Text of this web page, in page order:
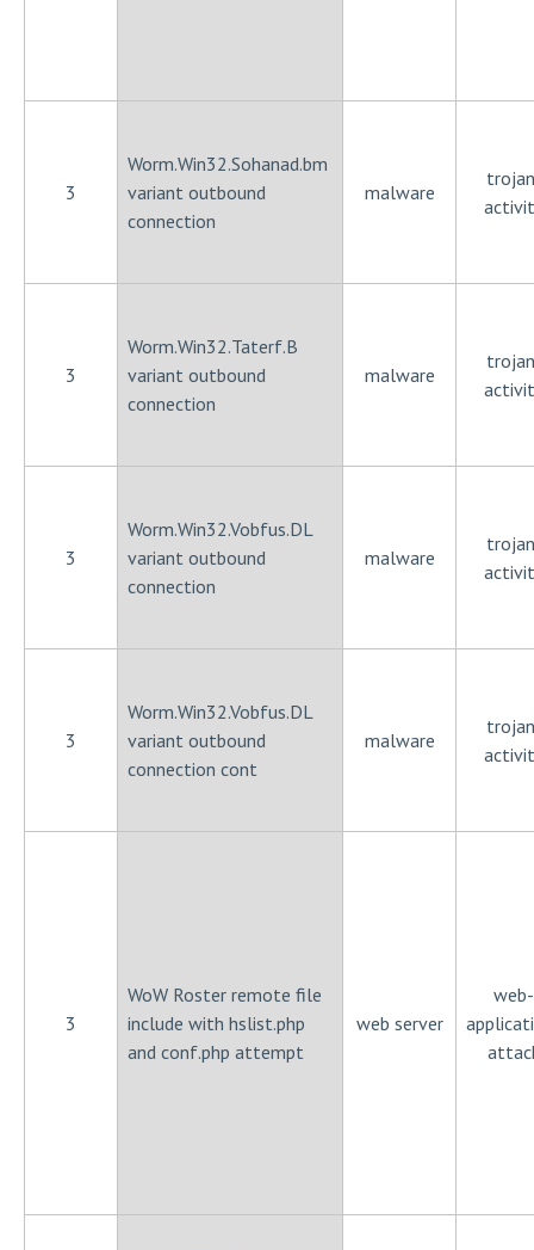
3
Worm.Win32.Sohanad.bm
variant outbound
connection
malware
3
Worm.Win32.Taterf.B
variant outbound
connection
malware
3
Worm.Win32.Vobfus.DL
variant outbound
connection
malware
3
Worm.Win32.Vobfus.DL
variant outbound
connection cont
malware
3
WoW Roster remote file
include with hslist.php
and conf.php attempt
web server
web-